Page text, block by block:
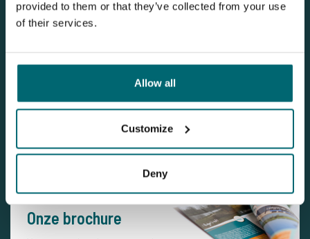
provided to them or that they’ve collected from your use
of their services.
Allow all
Customize
Deny
Nieuwsbrief
nieuws van The Carp Specialist in uw mailbox!
Onze brochure